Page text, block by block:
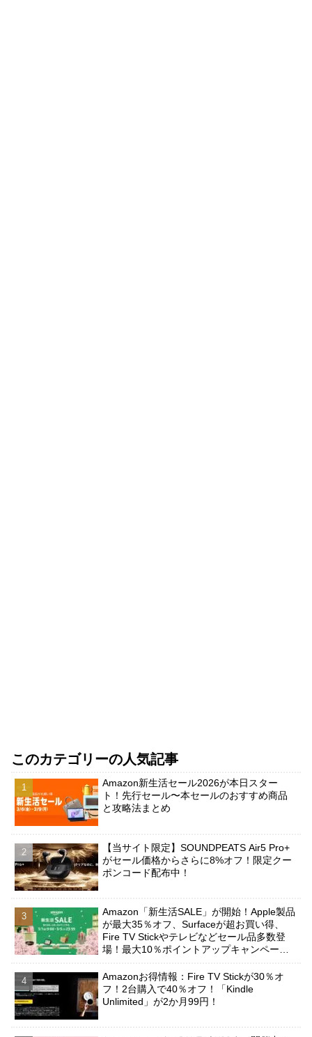
このカテゴリーの人気記事
Amazon新生活セール2026が本日スター
ト！先行セール〜本セールのおすすめ商品
と攻略法まとめ
【当サイト限定】SOUNDPEATS Air5 Pro+
がセール価格からさらに8%オフ！限定クー
ポンコード配布中！
Amazon「新生活SALE」が開始！Apple製品
が最大35％オフ、Surfaceが超お買い得、
Fire TV Stickやテレビなどセール品多数登
場！最大10％ポイントアップキャンペーン
Amazonお得情報：Fire TV Stickが30％オ
フ！2台購入で40％オフ！「Kindle
Unlimited」が2か月99円！